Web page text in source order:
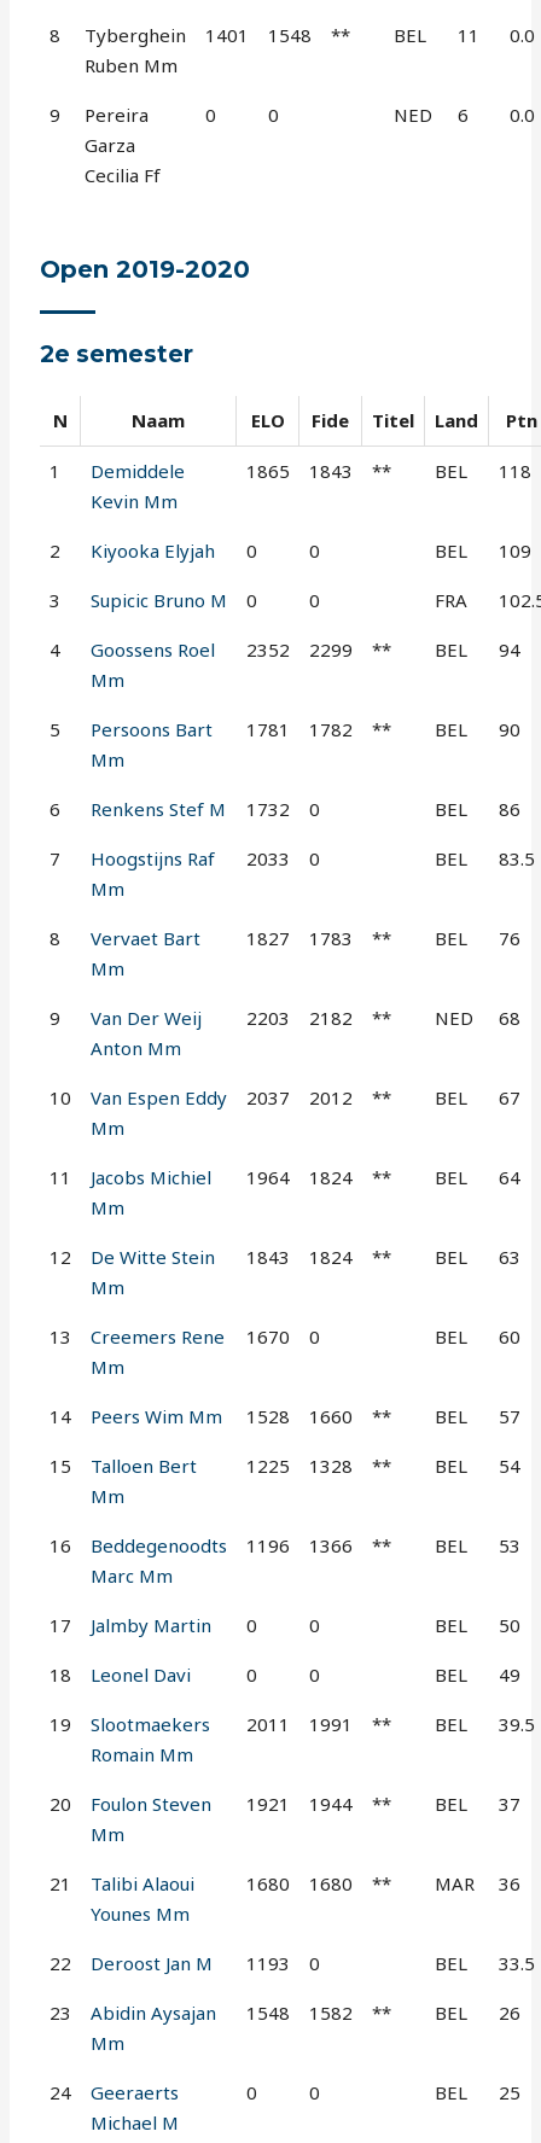
8
Tyberghein
Ruben Mm
1401 1548 ** BEL 11 0.0
9
Pereira
Garza
Cecilia Ff
0 0 NED 6 0.0
Open 2019-2020
2e semester
N Naam ELO Fide Titel Land Ptn
1
Demiddele
Kevin Mm
1865 1843 ** BEL 118
2 Kiyooka Elyjah 0 0 BEL 109
3 Supicic Bruno M 0 0 FRA
4
Goossens Roel
Mm
2352 2299 ** BEL 94
5
Persoons Bart
Mm
1781 1782 ** BEL 90
6 Renkens Stef M 1732 0 BEL 86
7
Hoogstijns Raf
Mm
2033 0 BEL 83.5
8
Vervaet Bart
Mm
1827 1783 ** BEL 76
9
Van Der Weij
Anton Mm
2203 2182 ** NED 68
10
Van Espen Eddy
Mm
2037 2012 ** BEL 67
11
Jacobs Michiel
Mm
1964 1824 ** BEL 64
12
De Witte Stein
Mm
1843 1824 ** BEL 63
13
Creemers Rene
Mm
1670 0 BEL 60
14 Peers Wim Mm 1528 1660 ** BEL 57
15
Talloen Bert
Mm
1225 1328 ** BEL 54
16
Beddegenoodts
Marc Mm
1196 1366 ** BEL 53
17 Jalmby Martin 0 0 BEL 50
18 Leonel Davi 0 0 BEL 49
19
Slootmaekers
Romain Mm
2011 1991 ** BEL 39.5
20
Foulon Steven
Mm
1921 1944 ** BEL 37
21
Talibi Alaoui
Younes Mm
1680 1680 ** MAR 36
22 Deroost Jan M 1193 0 BEL 33.5
23
Abidin Aysajan
Mm
1548 1582 ** BEL 26
24
Geeraerts
Michael M
0 0 BEL 25